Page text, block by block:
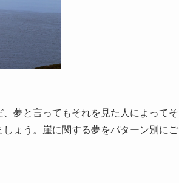
夢と言ってもそれを見た人によってそ
ょう。崖に関する夢をパターン別にご